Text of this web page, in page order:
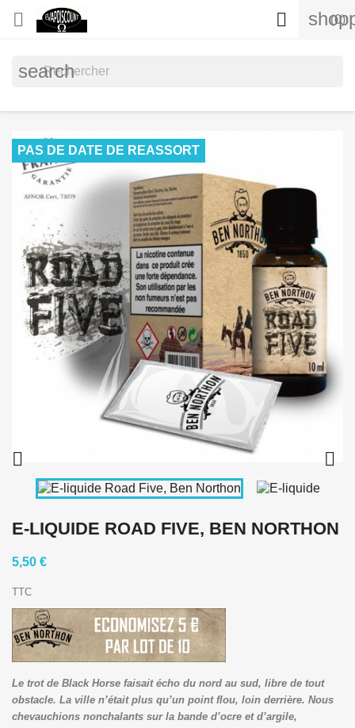
 (0)

search
PAS DE DATE DE REASSORT
 
E-LIQUIDE ROAD FIVE, BEN NORTHON
5,50 €
TTC
Le trot de Black Horse faisait écho du nord au sud, libre de tout
obstacle. La ville n’était plus qu’un point flou, loin derrière. Nous
chevauchions nonchalants sur la bande d’ocre et d’argile,